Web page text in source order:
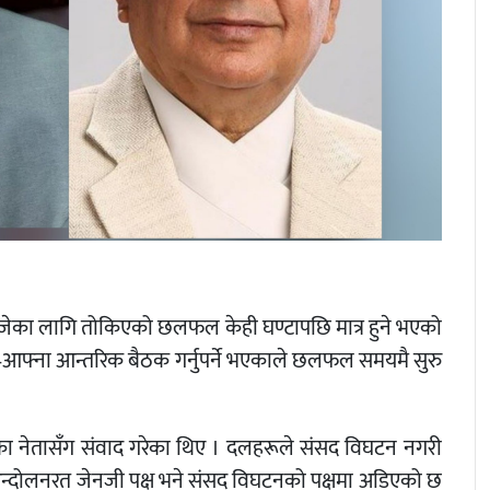
लागि तोकिएको छलफल केही घण्टापछि मात्र हुने भएको
आन्तरिक बैठक गर्नुपर्ने भएकाले छलफल समयमै सुरु
नेतासँग संवाद गरेका थिए । दलहरूले संसद विघटन नगरी
जेनजी पक्ष भने संसद विघटनको पक्षमा अडिएको छ